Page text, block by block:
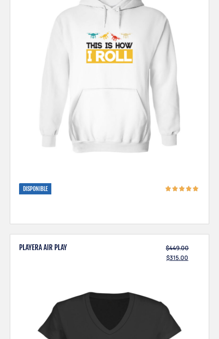
DISPONIBLE
PLAYERA AIR PLAY $449.00
$315.00